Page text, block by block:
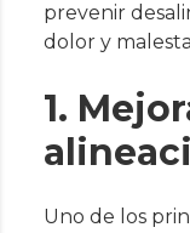
prevenir
dolor y
1.
Uno de los